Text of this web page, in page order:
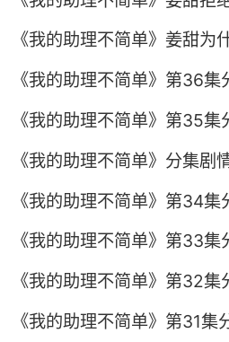
《我的助理不简单》姜甜为
《我的助理不简单》第36集
《我的助理不简单》第35集
《我的助理不简单》分集剧
《我的助理不简单》第34集
《我的助理不简单》第33集
《我的助理不简单》第32集
《我的助理不简单》第31集